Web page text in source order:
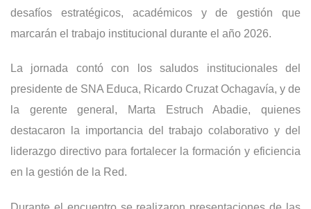
desafíos estratégicos, académicos y de gestión que
marcarán el trabajo institucional durante el año 2026.
La jornada contó con los saludos institucionales del
presidente de SNA Educa, Ricardo Cruzat Ochagavía, y de
la gerente general, Marta Estruch Abadie, quienes
destacaron la importancia del trabajo colaborativo y del
liderazgo directivo para fortalecer la formación y eficiencia
en la gestión de la Red.